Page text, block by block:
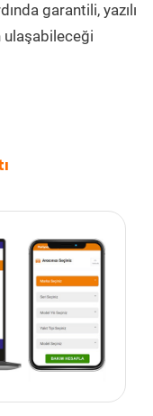
garantili, yazılı
ulaşabileceği